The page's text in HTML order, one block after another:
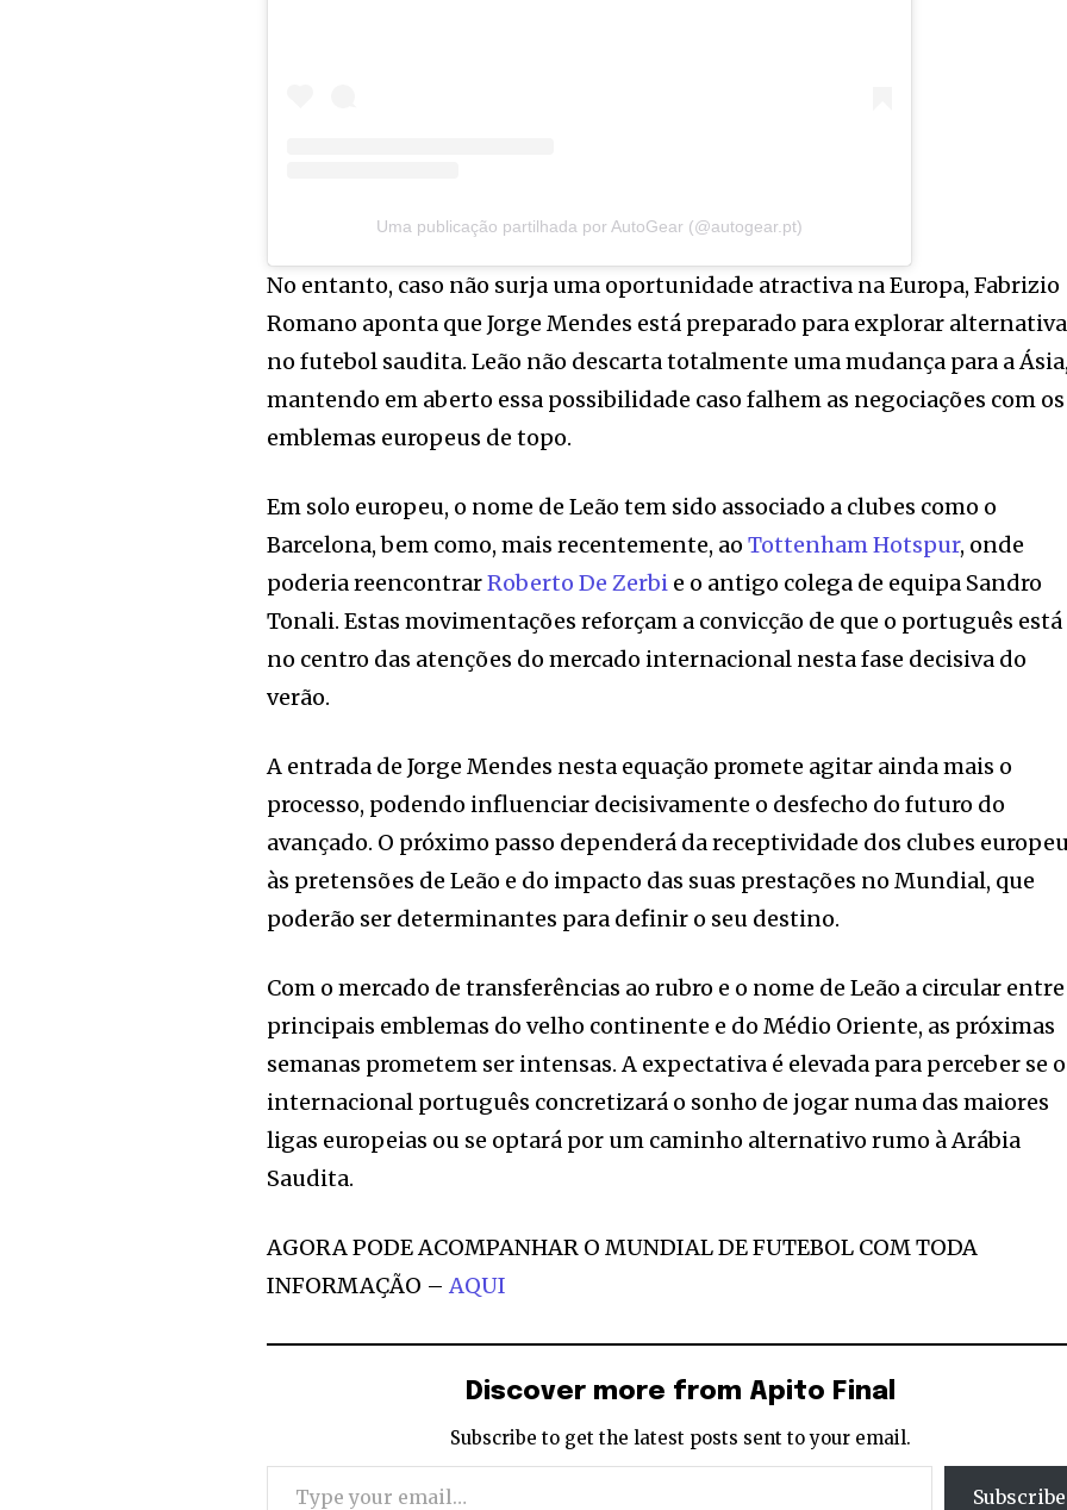
Uma publicação partilhada por AutoGear (@autogear.pt)
No entanto, caso não surja uma oportunidade atractiva na Europa, Fabrizio
Romano aponta que Jorge Mendes está preparado para explorar
no futebol saudita. Leão não descarta totalmente uma mudança para a
mantendo em aberto essa possibilidade caso falhem as negociações com os
emblemas europeus de topo.
Em solo europeu, o nome de Leão tem sido associado a clubes como o
Barcelona, bem como, mais recentemente, aoTottenham Hotspur, onde
poderia reencontrarRoberto De Zerbi e o antigo colega de equipa Sandro
Tonali. Estas movimentações reforçam a convicção de que o português está
no centro das atenções do mercado internacional nesta fase decisiva do
verão.
A entrada de Jorge Mendes nesta equação promete agitar ainda mais o
processo, podendo influenciar decisivamente o desfecho do futuro do
avançado. O próximo passo dependerá da receptividade dos clubes
às pretensões de Leão e do impacto das suas prestações no Mundial, que
poderão ser determinantes para definir o seu destino.
Com o mercado de transferências ao rubro e o nome de Leão a circular
principais emblemas do velho continente e do Médio Oriente, as próximas
semanas prometem ser intensas. A expectativa é elevada para perceber se o
internacional português concretizará o sonho de jogar numa das maiores
ligas europeias ou se optará por um caminho alternativo rumo à Arábia
Saudita.
AGORA PODE ACOMPANHAR O MUNDIAL DE FUTEBOL COM TODA
INFORMAÇÃO –AQUI
Discover more from Apito Final
Subscribe to get the latest posts sent to your email.
Type your email…
Subscribe